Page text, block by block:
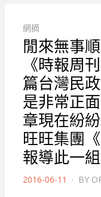
網摘
閒來無事
《時報周
篇台灣民
是非常正
章現在紛
旺旺集團
報導此一
POSTED
2016-06-11 BY